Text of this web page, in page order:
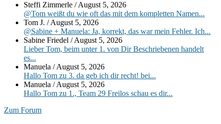
Widgetbereich
Steffi Zimmerle /August 5, 2026
@Tom weißt du wie oft das mit dem kompletten Namen...
Tom J. /August 5, 2026
@Sabine + Manuela: Ja, korrekt, das war mein Fehler. Ich...
Sabine Friedel /August 5, 2026
Lieber Tom, beim unter 1. von Dir Beschriebenen handelt
es...
Manuela /August 5, 2026
Hallo Tom zu 3. da geb ich dir recht! bei...
Manuela /August 5, 2026
Hallo Tom zu 1., Team 29 Freilos schau es dir...
Zum Forum